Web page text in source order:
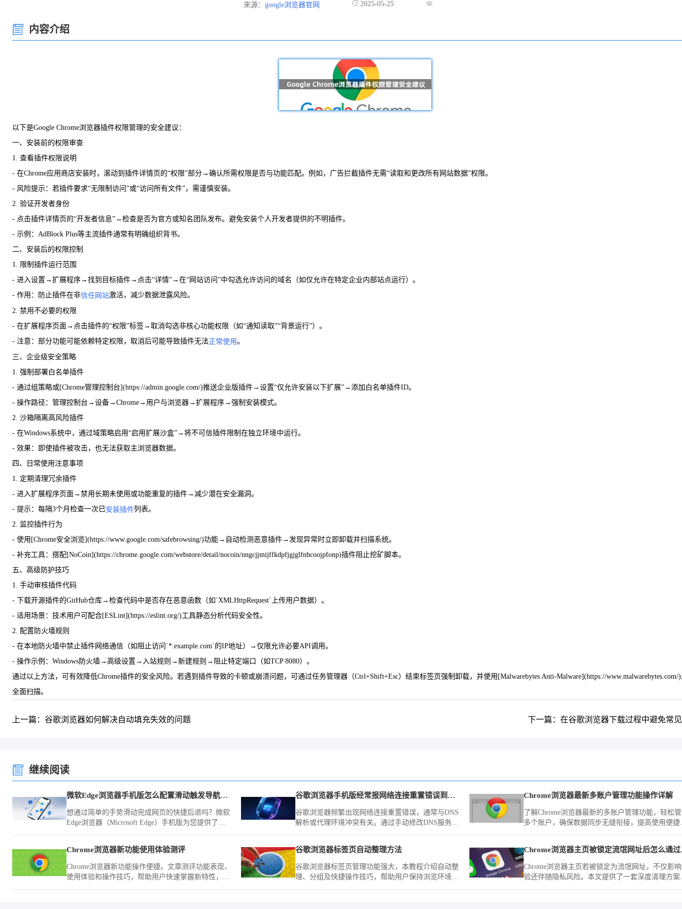
来源： google浏览器官网 2025-05-25
内容介绍
以下是Google Chrome浏览器插件权限管理的安全建议：
一、安装前的权限审查
1. 查看插件权限说明
- 在Chrome应用商店安装时，滚动到插件详情页的“权限”部分→确认所需权限是否与功能匹配。例如，广告拦截插件无需“读取和更改所有网站数据”权限。
- 风险提示：若插件要求“无限制访问”或“访问所有文件”，需谨慎安装。
2. 验证开发者身份
- 点击插件详情页的“开发者信息”→检查是否为官方或知名团队发布。避免安装个人开发者提供的不明插件。
- 示例：AdBlock Plus等主流插件通常有明确组织背书。
二、安装后的权限控制
1. 限制插件运行范围
- 进入设置→扩展程序→找到目标插件→点击“详情”→在“网站访问”中勾选允许访问的域名（如仅允许在特定企业内部站点运行）。
- 作用：防止插件在非信任网站激活，减少数据泄露风险。
2. 禁用不必要的权限
- 在扩展程序页面→点击插件的“权限”标签→取消勾选非核心功能权限（如“通知读取”“背景运行”）。
- 注意：部分功能可能依赖特定权限，取消后可能导致插件无法正常使用。
三、企业级安全策略
1. 强制部署白名单插件
- 通过组策略或[Chrome管理控制台](https://admin.google.com/)推送企业版插件→设置“仅允许安装以下扩展”→添加白名单插件ID。
- 操作路径：管理控制台→设备→Chrome→用户与浏览器→扩展程序→强制安装模式。
2. 沙箱隔离高风险插件
- 在Windows系统中，通过域策略启用“启用扩展沙盒”→将不可信插件限制在独立环境中运行。
- 效果：即使插件被攻击，也无法获取主浏览器数据。
四、日常使用注意事项
1. 定期清理冗余插件
- 进入扩展程序页面→禁用长期未使用或功能重复的插件→减少潜在安全漏洞。
- 提示：每隔3个月检查一次已安装插件列表。
2. 监控插件行为
- 使用[Chrome安全浏览](https://www.google.com/safebrowsing/)功能→自动检测恶意插件→发现异常时立即卸载并扫描系统。
- 补充工具：搭配[NoCoin](https://chrome.google.com/webstore/detail/nocoin/nngcjjmijffkdpfjgjglfnhcoojpfonp)插件阻止挖矿脚本。
五、高级防护技巧
1. 手动审核插件代码
- 下载开源插件的GitHub仓库→检查代码中是否存在恶意函数（如`XMLHttpRequest`上传用户数据）。
- 适用场景：技术用户可配合[ESLint](https://eslint.org/)工具静态分析代码安全性。
2. 配置防火墙规则
- 在本地防火墙中禁止插件网络通信（如阻止访问`*.example.com`的IP地址）→仅限允许必要API调用。
- 操作示例：Windows防火墙→高级设置→入站规则→新建规则→阻止特定端口（如TCP 8080）。
通过以上方法，可有效降低Chrome插件的安全风险。若遇到插件导致的卡顿或崩溃问题，可通过任务管理器（Ctrl+Shift+Esc）结束标签页强制卸载，并使用[Malwarebytes Anti-Malware](https://www.malwarebytes.com/
全面扫描。
上一篇：谷歌浏览器如何解决自动填充失效的问题 下一篇：在谷歌浏览器下载过程中避免常
继续阅读
微软Edge浏览器手机版怎么配置滑动触发导航控制
想通过简单的手势滑动完成网页的快捷后退吗？微软
Edge浏览器（Microsoft Edge）手机版为您提供了完
谷歌浏览器手机版经常报网络连接重置错误到底怎么改机
谷歌浏览器频繁出现网络连接重置错误，通常与DNS
解析或代理环境冲突有关。通过手动修改DNS服务器
Chrome浏览器最新多账户管理功能操作详解
了解Chrome浏览器最新的多账户管理功能，轻松
多个账户，确保数据同步无缝衔接，提高使用便捷
Chrome浏览器新功能使用体验测评
Chrome浏览器新功能操作便捷。文章测评功能表现、
使用体验和操作技巧，帮助用户快速掌握新特性，优
谷歌浏览器标签页自动整理方法
谷歌浏览器标签页管理功能强大，本教程介绍自动整
理、分组及快捷操作技巧，帮助用户保持浏览环境有
Chrome浏览器主页若被锁定为流氓网址，不仅影
验还伴随隐私风险。本文提供了一套深度清理方案